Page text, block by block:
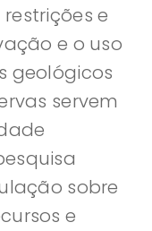
e
e o uso
geológicos
servem
sobre
e